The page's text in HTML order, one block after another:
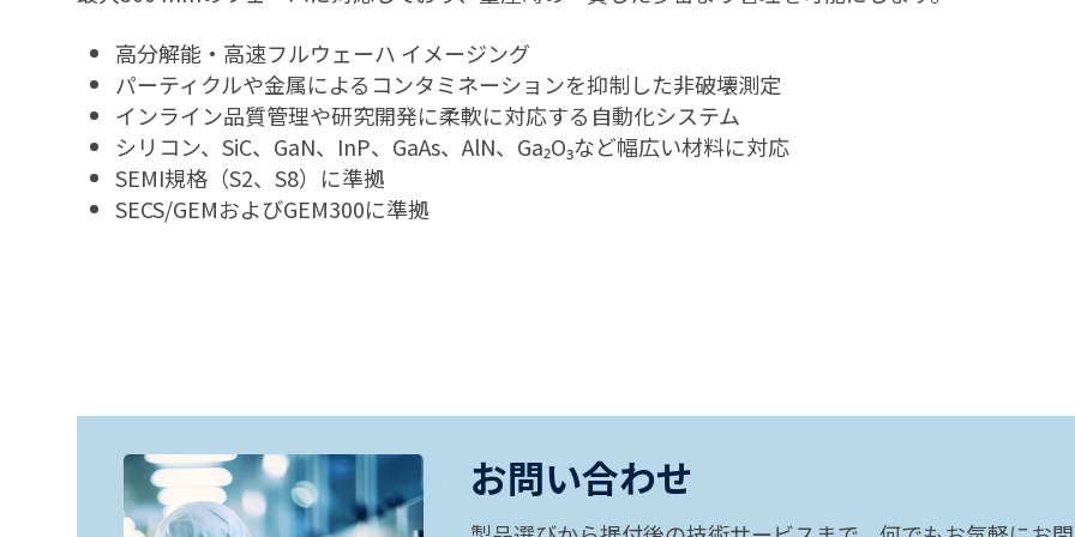
高分解能・高速フルウェーハ イメージング
パーティクルや金属によるコンタミネーションを抑制した非破壊測定
インライン品質管理や研究開発に柔軟に対応する自動化システム
シリコン、 SiC、 GaN、 InP、 GaAs、 AlN、 Ga₂O₃など幅広い材料に対応
SEMI規格（S2、 S8）に準拠
SECS/GEMおよびGEM300に準拠
お問い合わせ